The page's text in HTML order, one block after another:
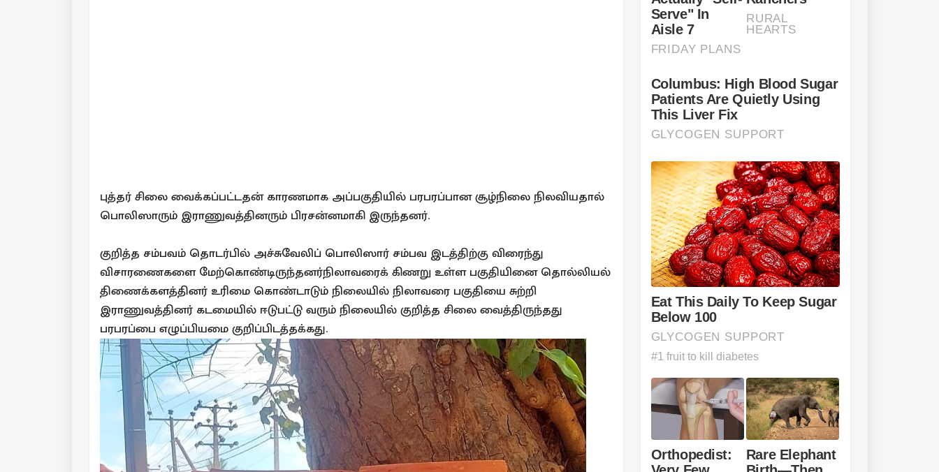
புத்தர் சிலை வைக்கப்பட்டதன் காரணமாக அப்பகுதியில் பரபரப்பான சூழ்நிலை நிலவியதால்
பொலிஸாரும் இராணுவத்தினரும் பிரசன்னமாகி இருந்தனர்.
குறித்த சம்பவம் தொடர்பில் அச்சுவேலிப் பொலிஸார் சம்பவ இடத்திற்கு விரைந்து
விசாரணைகளை மேற்கொண்டிருந்தனர்நிலாவரைக் கிணறு உள்ள பகுதியினை தொல்லியல்
திணைக்களத்தினர் உரிமை கொண்டாடும் நிலையில் நிலாவரை பகுதியை சுற்றி
இராணுவத்தினர் கடமையில் ஈடுபட்டு வரும் நிலையில் குறித்த சிலை வைத்திருந்தது
பரபரப்பை எழுப்பியமை குறிப்பிடத்தக்கது.